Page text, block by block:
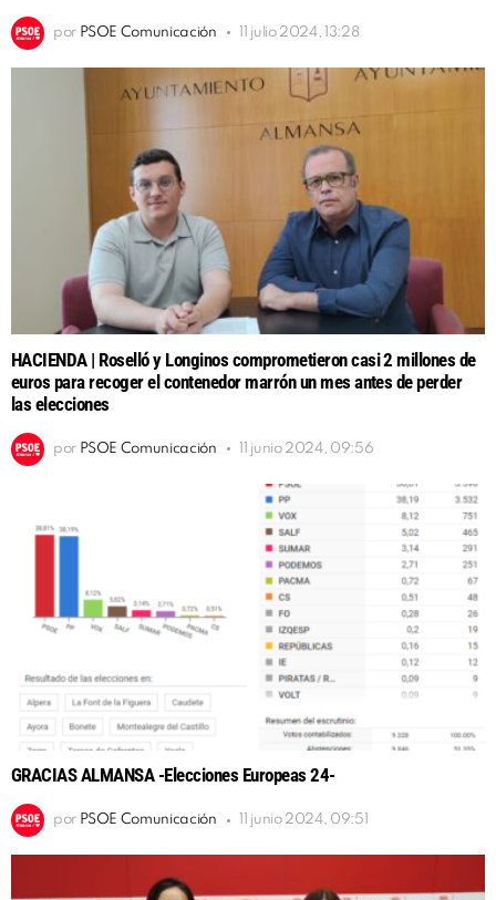
por PSOE Comunicación 11 julio 2024, 13:28
HACIENDA | Roselló y Longinos comprometieron casi 2 millones de
euros para recoger el contenedor marrón un mes antes de perder
las elecciones
por PSOE Comunicación 11 junio 2024, 09:56
GRACIAS ALMANSA -Elecciones Europeas 24-
por PSOE Comunicación 11 junio 2024, 09:51